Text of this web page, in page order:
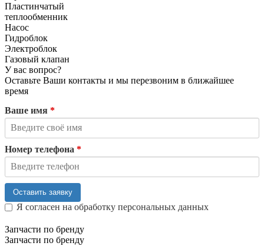
Пластинчатый
теплообменник
Насос
Гидроблок
Электроблок
Газовый клапан
У вас вопрос?
Оставьте Ваши контакты и мы перезвоним в ближайшее
время
Ваше имя *
Номер телефона *
Оставить заявку
Я согласен на обработку персональных данных
Запчасти по бренду
Запчасти по бренду